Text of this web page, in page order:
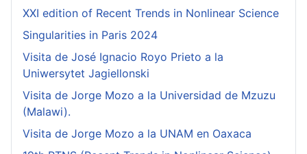
XXI edition of Recent Trends in Nonlinear Science
Singularities in Paris 2024
Visita de José Ignacio Royo Prieto a la
Uniwersytet Jagiellonski
Visita de Jorge Mozo a la Universidad de Mzuzu
(Malawi).
Visita de Jorge Mozo a la UNAM en Oaxaca